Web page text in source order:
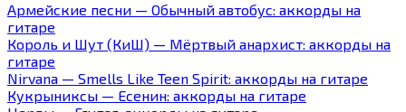
Армейские песни — Обычный автобус: аккорды на
гитаре
Король и Шут (КиШ) — Мёртвый анархист: аккорды на
гитаре
Nirvana — Smells Like Teen Spirit: аккорды на гитаре
Кукрыниксы — Есенин: аккорды на гитаре